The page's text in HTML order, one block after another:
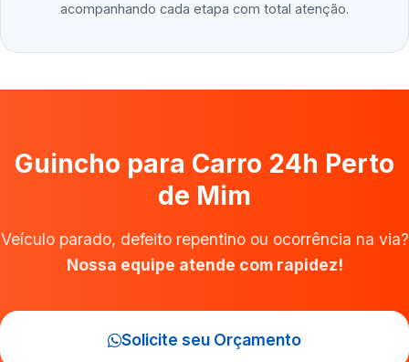
acompanhando cada etapa com total atenção.
Guincho para Carro 24h Perto
de Mim
Veículo parado, defeito repentino ou ocorrência na via?
Nossa equipe atende com rapidez!
Solicite seu Orçamento